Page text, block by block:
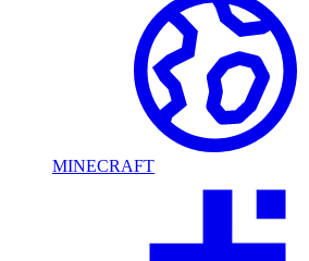
MINECRAFT